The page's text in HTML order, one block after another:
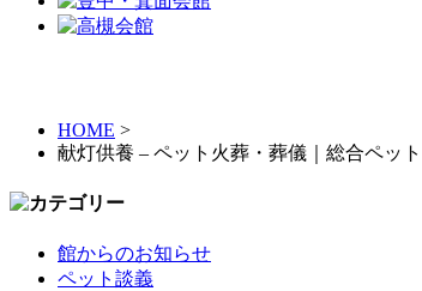
HOME >
献灯供養 – ペット火葬・葬儀｜総合ペッ
館からのお知らせ
ペット談義